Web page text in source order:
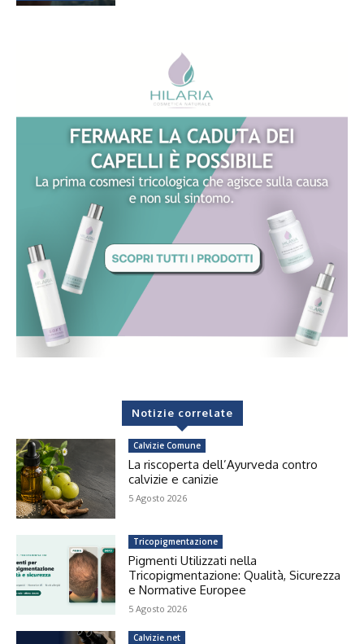
Notizie correlate
Calvizie Comune
La riscoperta dell’Ayurveda contro
calvizie e canizie
5 Agosto 2026
Tricopigmentazione
Pigmenti Utilizzati nella
Tricopigmentazione: Qualità, Sicurezza
e Normative Europee
5 Agosto 2026
Calvizie.net